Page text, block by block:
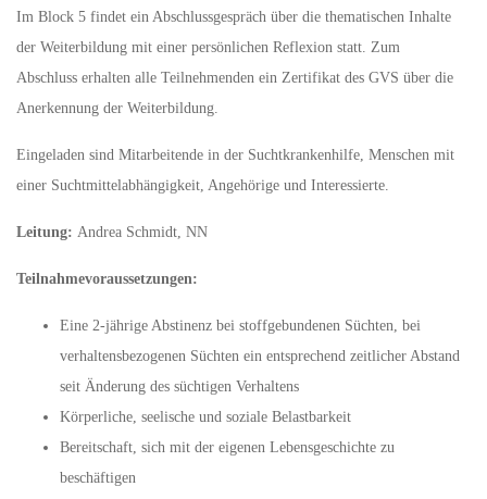
Im Block 5 findet ein Abschlussgespräch über die thematischen Inhalte
der Weiterbildung mit einer persönlichen Reflexion statt. Zum
Abschluss erhalten alle Teilnehmenden ein Zertifikat des GVS über die
Anerkennung der Weiterbildung.
Eingeladen sind Mitarbeitende in der Suchtkrankenhilfe, Menschen mit
einer Suchtmittelabhängigkeit, Angehörige und Interessierte.
Leitung: Andrea Schmidt, NN
Teilnahmevoraussetzungen:
Eine 2-jährige Abstinenz bei stoffgebundenen Süchten, bei
verhaltensbezogenen Süchten ein entsprechend zeitlicher Abstand
seit Änderung des süchtigen Verhaltens
Körperliche, seelische und soziale Belastbarkeit
Bereitschaft, sich mit der eigenen Lebensgeschichte zu
beschäftigen